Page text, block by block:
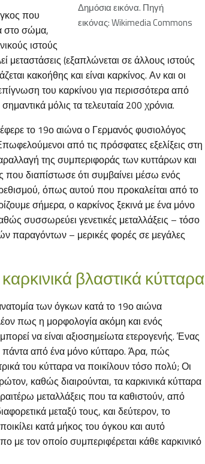
Δημόσια εικόνα. Πηγή
εικόνας: Wikimedia Commons
που
στο σώμα,
ιστούς
μεταστάσεις (εξαπλώνεται σε άλλους ιστούς
κακοήθης και είναι καρκίνος. Αν και οι
του καρκίνου για περισσότερα από
μόλις τα τελευταία 200 χρόνια.
το 19ο αιώνα ο Γερμανός φυσιολόγος
από τις πρόσφατες εξελίξεις στη
της συμπεριφοράς των κυττάρων και
διαπίστωσε ότι συμβαίνει μέσω ενός
όπως αυτού που προκαλείται από το
σήμερα, ο καρκίνος ξεκινά με ένα μόνο
συσσωρεύει γενετικές μεταλλάξεις – τόσο
παραγόντων – μερικές φορές σε μεγάλες
βλαστικά κύτταρα
των όγκων κατά το 19ο αιώνα
πως η μορφολογία ακόμη και ενός
να είναι αξιοσημείωτα ετερογενής. Ένας
πάντα από ένα μόνο κύτταρο. Άρα, πώς
του κύτταρα να ποικίλουν τόσο πολύ; Οι
καθώς διαιρούνται, τα καρκινικά κύτταρα
μεταλλάξεις που τα καθιστούν, από
μεταξύ τους, και δεύτερον, το
ποικίλει κατά μήκος του όγκου και αυτό
με τον οποίο συμπεριφέρεται κάθε καρκινικό